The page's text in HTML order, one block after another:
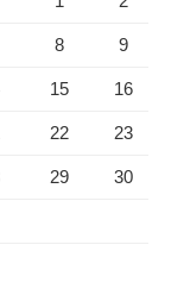
8 9
15 16
22 23
29 30